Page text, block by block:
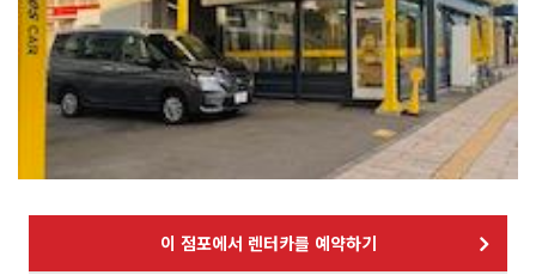
이 점포에서 렌터카를 예약하기